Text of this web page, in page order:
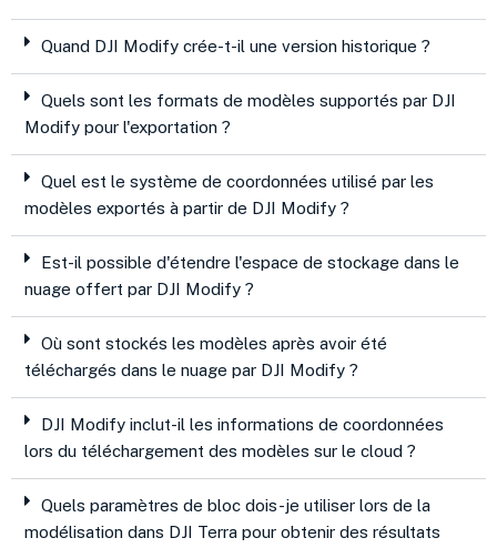
Quand DJI Modify crée-t-il une version historique ?
Quels sont les formats de modèles supportés par DJI
Modify pour l'exportation ?
Quel est le système de coordonnées utilisé par les
modèles exportés à partir de DJI Modify ?
Est-il possible d'étendre l'espace de stockage dans le
nuage offert par DJI Modify ?
Où sont stockés les modèles après avoir été
téléchargés dans le nuage par DJI Modify ?
DJI Modify inclut-il les informations de coordonnées
lors du téléchargement des modèles sur le cloud ?
Quels paramètres de bloc dois-je utiliser lors de la
modélisation dans DJI Terra pour obtenir des résultats